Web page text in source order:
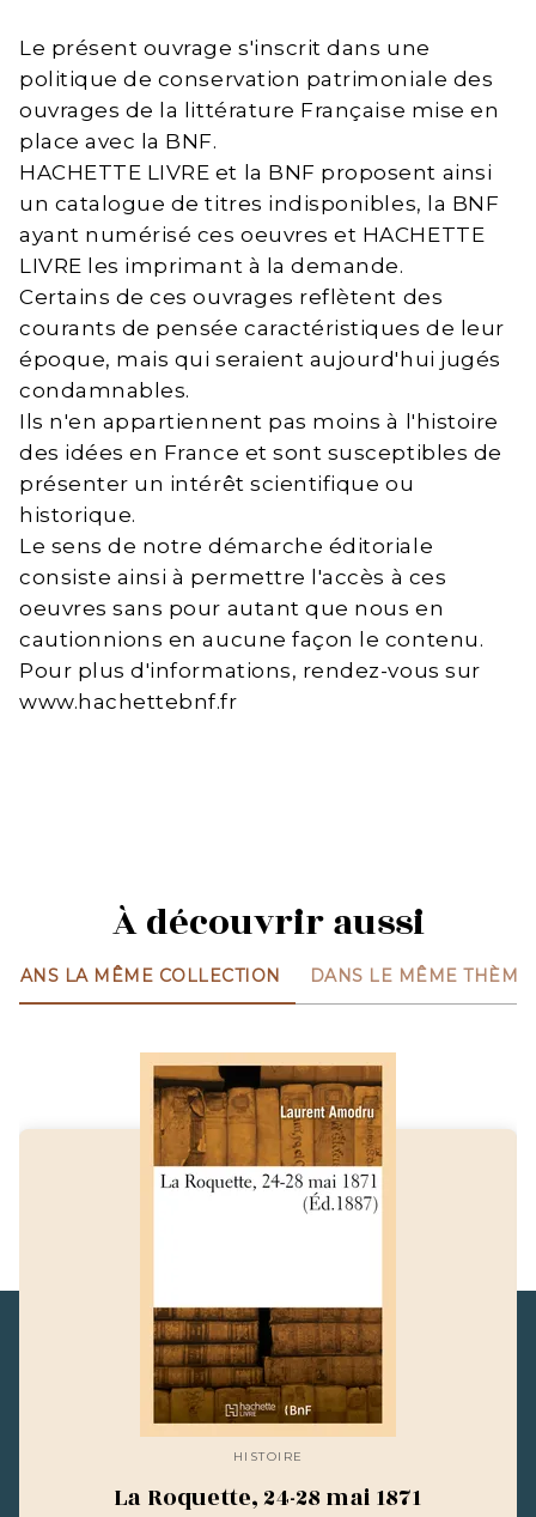
Le présent ouvrage s'inscrit dans une
politique de conservation patrimoniale des
ouvrages de la littérature Française mise en
place avec la BNF.
HACHETTE LIVRE et la BNF proposent ainsi
un catalogue de titres indisponibles, la BNF
ayant numérisé ces oeuvres et HACHETTE
LIVRE les imprimant à la demande.
Certains de ces ouvrages reflètent des
courants de pensée caractéristiques de leur
époque, mais qui seraient aujourd'hui jugés
condamnables.
Ils n'en appartiennent pas moins à l'histoire
des idées en France et sont susceptibles de
présenter un intérêt scientifique ou
historique.
Le sens de notre démarche éditoriale
consiste ainsi à permettre l'accès à ces
oeuvres sans pour autant que nous en
cautionnions en aucune façon le contenu.
Pour plus d'informations, rendez-vous sur
www.hachettebnf.fr
À découvrir aussi
DANS LA MÊME COLLECTION DANS LE MÊME THÈME
HISTOIRE
La Roquette, 24-28 mai 1871